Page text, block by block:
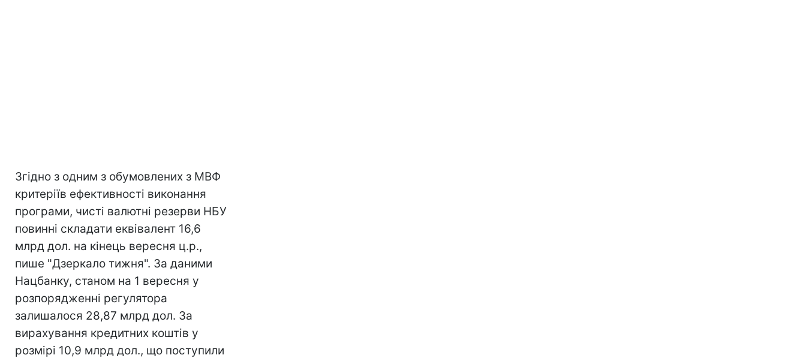
Згідно з одним з обумовлених з МВФ
критеріїв ефективності виконання
програми, чисті валютні резерви НБУ
повинні складати еквівалент 16,6
млрд дол. на кінець вересня ц.р.,
пише "Дзеркало тижня". За даними
Нацбанку, станом на 1 вересня у
розпорядженні регулятора
залишалося 28,87 млрд дол. За
вирахування кредитних коштів у
розмірі 10,9 млрд дол., що поступили